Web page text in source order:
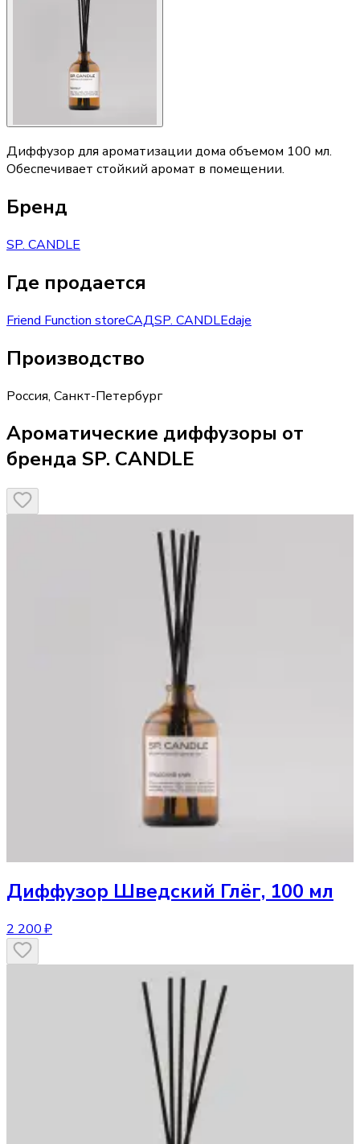
Диффузор для ароматизации дома объемом 100 мл.
Обеспечивает стойкий аромат в помещении.
Бренд
SP. CANDLE
Где продается
Friend Function storeСАДSP. CANDLEdaje
Производство
Россия, Санкт-Петербург
Ароматические диффузоры от
бренда SP. CANDLE
Диффузор Шведский Глёг, 100 мл
2 200 ₽